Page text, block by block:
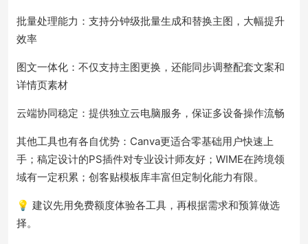
批量处理能力：支持分钟级批量生成和替换主图，大幅提升
效率
图文一体化：不仅支持主图更换，还能同步调整配套文案和
详情页素材
云端协同稳定：提供独立云电脑服务，保证多设备操作流畅
其他工具也有各自优势：Canva更适合零基础用户快速上
手；稿定设计的PS插件对专业设计师友好；WIME在跨境领
域有一定积累；创客贴模板库丰富但定制化能力有限。
💡 建议先用免费额度体验各工具，再根据需求和预算做选
择。